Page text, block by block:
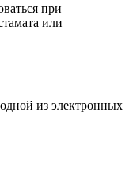
при
или
из электронных